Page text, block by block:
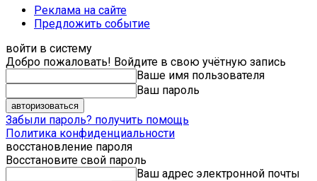
Реклама на сайте
Предложить событие
войти в систему
Добро пожаловать! Войдите в свою учётную запись
Ваше имя пользователя
Ваш пароль
Забыли пароль? получить помощь
Политика конфиденциальности
восстановление пароля
Восстановите свой пароль
Ваш адрес электронной почты